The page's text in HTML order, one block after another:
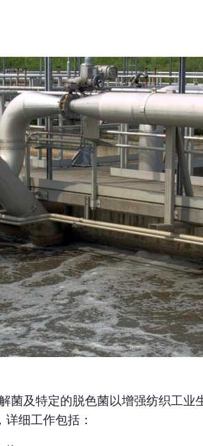
菌及特定的脱色菌以增强纺织工业
细工作包括：